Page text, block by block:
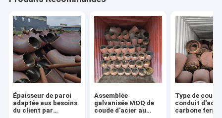
Épaisseur de paroi
adaptée aux besoins
du client par
Assemblée
galvanisée MOQ de
coude d'acier au
Type de coude
conduit
carbone